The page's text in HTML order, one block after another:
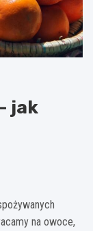
jak
na owoce,